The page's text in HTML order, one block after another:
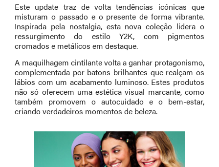
Este update traz de volta tendências icónicas que
misturam o passado e o presente de forma vibrante.
Inspirada pela nostalgia, esta nova coleção lidera o
ressurgimento do estilo Y2K, com pigmentos
cromados e metálicos em destaque.
A maquilhagem cintilante volta a ganhar protagonismo,
complementada por batons brilhantes que realçam os
lábios com um acabamento luminoso. Estes produtos
não só oferecem uma estética visual marcante, como
também promovem o autocuidado e o bem-estar,
criando verdadeiros momentos de beleza.